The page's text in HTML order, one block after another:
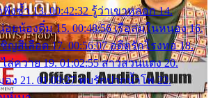
ฟังซ้ำ 13. 00:42:32 รู้ว่าเขาหลอก 14.
อยน้องติ๋ม 15. 00:48:56 เรือล่มในหนอง 16.
ชิญสีเลือด 17. 00:56:07 อดีตรักโรงทอ 18.
ไล่ควาย 19. 01:02:55 สาวสวนแตง 20.
อง 21. 01:09:27 พบรักปากน้ำโพ 22.